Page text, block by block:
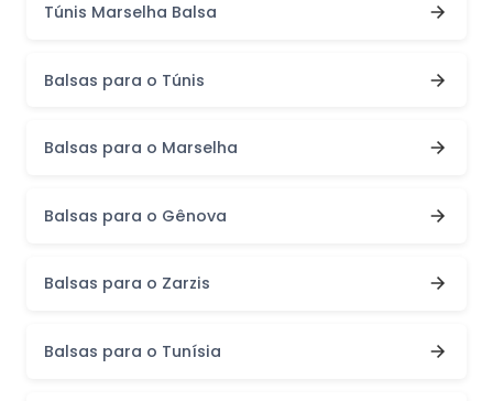
Túnis Marselha Balsa
Balsas para o Túnis
Balsas para o Marselha
Balsas para o Gênova
Balsas para o Zarzis
Balsas para o Tunísia